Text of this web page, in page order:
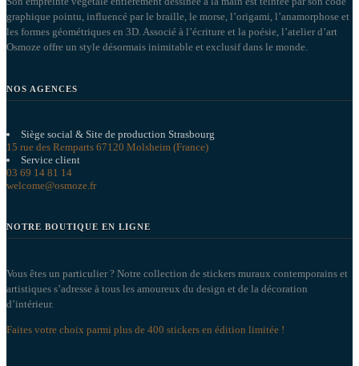
graphique pointu, influencé par le braille, le morse, l’origami, l’anamorphose et
les formes géométriques en 3D. Associé à l’écriture et la poésie, l’atelier d’art
Osmoze offre un style désormais inimitable et exclusif dans le monde.
NOS AGENCES
Siège social & Site de production Strasbourg
15 rue des Remparts 67120 Molsheim (France)
Service client
03 69 14 81 14
welcome@osmoze.fr
NOTRE BOUTIQUE EN LIGNE
Vous êtes un particulier ? Notre collection de stickers muraux contemporains et
artistiques s’adresse à tous les amoureux du design et de la décoration
d’intérieur.
Faites votre choix parmi plus de 400 stickers en édition limitée !